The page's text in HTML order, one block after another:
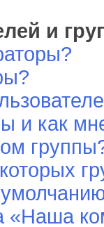
и
и как
«Наша